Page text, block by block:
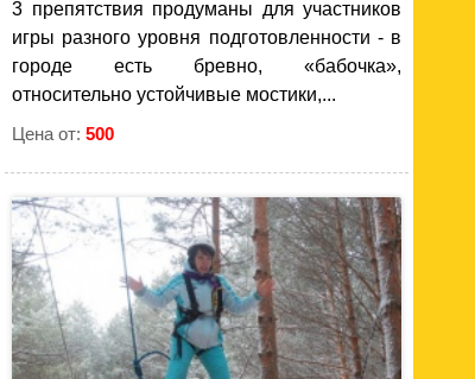
3 препятствия продуманы для участников
игры разного уровня подготовленности - в
городе есть бревно, «бабочка»,
относительно устойчивые мостики,...
Цена от: 500